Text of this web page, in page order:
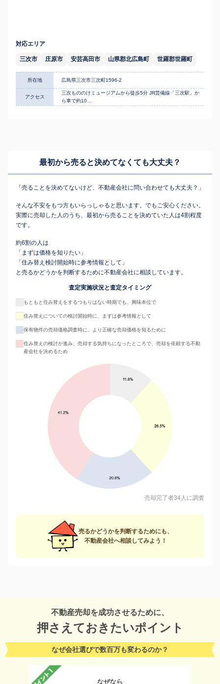
対応エリア
三次市 庄原市 安芸高田市 山県郡北広島町 世羅郡世羅町
所在地 広島県三次市三次町1596-2
アクセス
三次もののけミュージアムから徒歩5分 JR芸備線「三次駅」か
ら車で約10...
最初から売ると決めてなくても大丈夫？
「売ることを決めてないけど、不動産会社に問い合わせても大丈夫？」
そんな不安をもつ方もいらっしゃると思います。でもご安心ください。
実際に売却した人のうち、最初から売ることを決めていた人は4割程度
です。
約6割の人は
「まずは価格を知りたい」
「住み替え検討開始時に参考情報として」
と売るかどうかを判断するために不動産会社に相談しています。
査定実施状況と査定タイミング
もともと住み替えをするつもりはない時期でも、興味本位で
住み替えについての検討開始時に、まずは参考情報として
保有物件の売却価格調査時に、より正確な売却価格を知るために
住み替えの検討が進み、売却する気持ちになったところで、売却を依頼する不動
産会社を決めるため
売却完了者34人に調査
売るかどうかを判断するためにも、
不動産会社へ相談してみよう！
不動産売却を成功させるために、
押さえておきたいポイント
なぜ会社選びで数百万も変わるのか？
なぜなら